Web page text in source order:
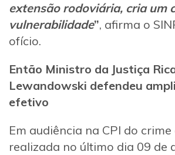
extensão rodoviária, cria um
vulnerabilidade”, afirma o
ofício.
Então Ministro da Justiça
Lewandowski defendeu
efetivo
Em audiência na CPI do
realizada no último dia 09 de